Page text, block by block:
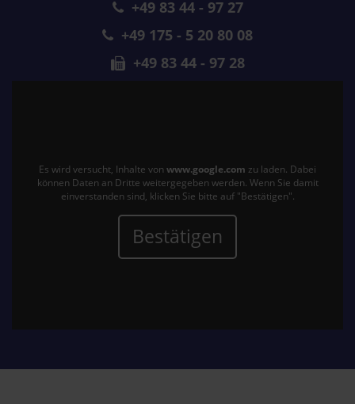
+49 83 44 - 97 27
+49 175 - 5 20 80 08
+49 83 44 - 97 28
Es wird versucht, Inhalte von www.google.com zu laden. Dabei
können Daten an Dritte weitergegeben werden. Wenn Sie damit
einverstanden sind, klicken Sie bitte auf "Bestätigen".
Bestätigen